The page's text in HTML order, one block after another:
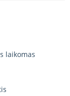
laikomas